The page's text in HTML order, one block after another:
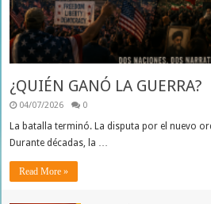
¿QUIÉN GANÓ LA GUERRA?
04/07/2026 0
La batalla terminó. La disputa por el nuevo
Durante décadas, la …
Read More »